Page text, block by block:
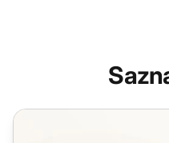
Značajke Live Chata